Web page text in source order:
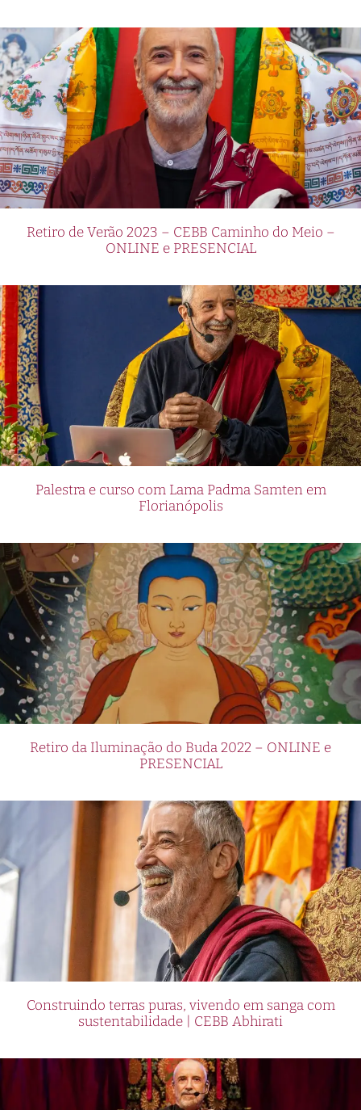
Retiro de Verão 2023 – CEBB Caminho do Meio –
ONLINE e PRESENCIAL
Palestra e curso com Lama Padma Samten em
Florianópolis
Retiro da Iluminação do Buda 2022 – ONLINE e
PRESENCIAL
Construindo terras puras, vivendo em sanga com
sustentabilidade | CEBB Abhirati